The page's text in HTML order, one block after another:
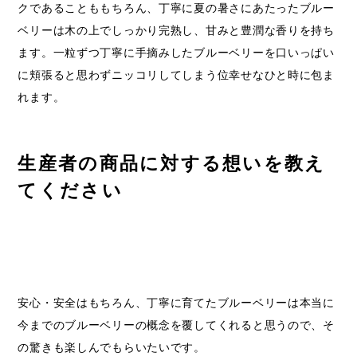
クであることももちろん、丁寧に夏の暑さにあたったブルー
ベリーは木の上でしっかり完熟し、甘みと豊潤な香りを持ち
ます。一粒ずつ丁寧に手摘みしたブルーベリーを口いっぱい
に頬張ると思わずニッコリしてしまう位幸せなひと時に包ま
れます。
生産者の商品に対する想いを教え
てください
安心・安全はもちろん、丁寧に育てたブルーベリーは本当に
今までのブルーベリーの概念を覆してくれると思うので、そ
の驚きも楽しんでもらいたいです。